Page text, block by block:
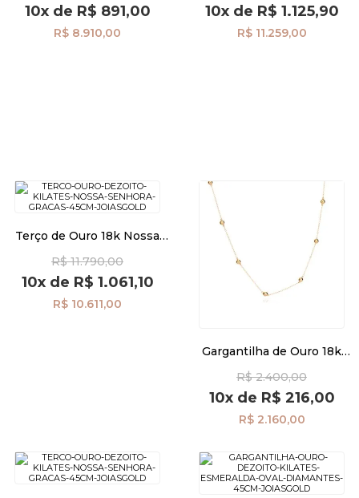
10xde R$ 891,00
R$ 8.910,00
10xde R$ 1.125,90
R$ 11.259,00
Terço de Ouro 18k Nossa
ga08621
R$ 11.790,00
10xde R$ 1.061,10
R$ 10.611,00
Gargantilha de Ouro 18k
45cm ga08597
R$ 2.400,00
10xde R$ 216,00
R$ 2.160,00
Presente